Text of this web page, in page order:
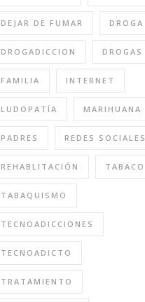
DEJAR DE FUMAR DROGA
DROGADICCION DROGAS
FAMILIA INTERNET
LUDOPATÍA MARIHUANA
PADRES REDES SOCIALES
REHABLITACIÓN TABACO
TABAQUISMO
TECNOADICCIONES
TECNOADICTO
TRATAMIENTO